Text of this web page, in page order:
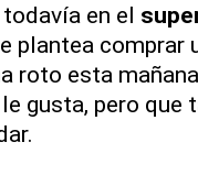
en el
plantea comprar
roto esta
gusta, pero que